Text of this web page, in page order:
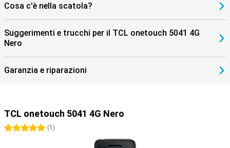
Cosa c'è nella scatola?
Suggerimenti e trucchi per il TCL onetouch 5041 4G
Nero
Garanzia e riparazioni
TCL onetouch 5041 4G Nero
5 stelle(1 )